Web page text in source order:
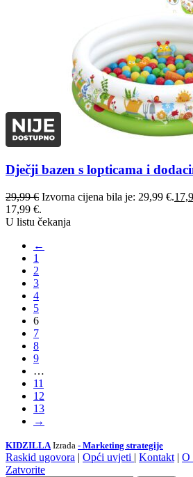
Dječji bazen s lopticama i
29,99€ Izvorna cijena bila je: 29,99 €.
17,99 €.
U listu čekanja
←
1
2
3
4
5
6
7
8
9
…
11
12
13
→
KIDZILLA Izrada - Marketing strategije
Raskid ugovora | Opći uvjeti | Kontakt | O
Zatvorite